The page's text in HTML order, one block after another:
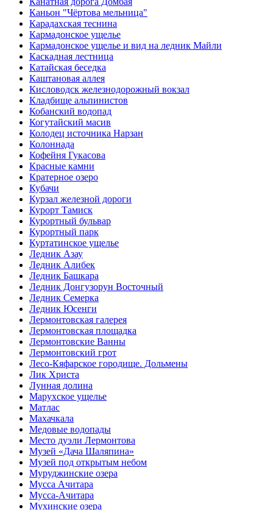
Каньон "Чёртова мельница"
Карадахская теснина
Кармадонское ущелье
Кармадонское ущелье и вид на ледник Майли
Каскадная лестница
Катайская беседка
Каштановая аллея
Кисловодск железнодорожный вокзал
Кладбище альпинистов
Кобанский водопад
Когутайский масив
Колодец источника Нарзан
Колоннада
Кофейня Гукасова
Красные камни
Кратерное озеро
Кубачи
Курзал железной дороги
Курорт Тамиск
Курортный бульвар
Курортный парк
Куртатинское ущелье
Ледник Азау
Ледник Алибек
Ледник Башкара
Ледник Донгузорун Восточный
Ледник Семерка
Ледник Юсенги
Лермонтовская галерея
Лермонтовская площадка
Лермонтовские Ванны
Лермонтовский грот
Лесо-Кяфарское городище. Дольмены
Лик Христа
Лунная долина
Марухское ущелье
Матлас
Махачкала
Медовые водопады
Место дуэли Лермонтова
Музей «Дача Шаляпина»
Музей под открытым небом
Муруджинские озера
Мусса Ачитара
Мусса-Ачитара
Мухинские озера